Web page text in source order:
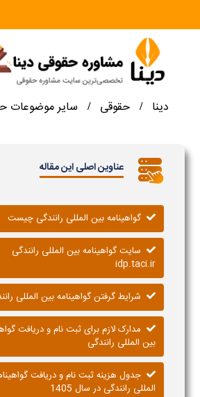
دینا / حقوقی / سایر موضوعات
عناوین اصلی این مقاله
گواهینامه بین المللی رانندگی چیست
سایت گواهینامه بین المللی رانندگی
idp.taci.ir
شرایط گرفتن گواهینامه بین المللی
مدارک لازم برای ثبت نام و دریافت
بین المللی رانندگی
جدول هزینه ثبت نام و دریافت
المللی رانندگی در سال 1405